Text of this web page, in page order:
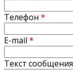
Телефон *
E-mail *
Текст сообщения